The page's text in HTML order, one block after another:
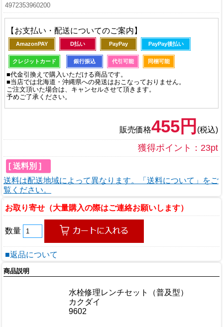
4972353960200
【お支払い・配送についてのご案内】
AmazonPAY D払い PayPay PayPay後払い
クレジットカード 銀行振込 代引可能 同梱可能
■代金引換えで購入いただける商品です。
■当店では北海道・沖縄県への発送はおこなっておりません。
ご注文頂いた場合は、キャンセルさせて頂きます。
予めご了承ください。
販売価格455円 (税込)
獲得ポイント：23pt
[ 送料別 ]
送料は配送地域によって異なります。「送料について」をご
覧ください。
お取り寄せ（大量購入の際はご連絡お願いします）
数量
■返品について
商品説明
水栓修理レンチセット（普及型）
カクダイ
9602